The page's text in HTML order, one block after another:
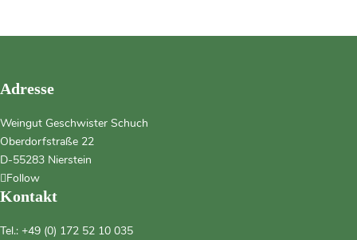
Adresse
Weingut Geschwister Schuch
Oberdorfstraße 22
D-55283 Nierstein
Follow
Kontakt
Tel.: +49 (0) 172 52 10 035